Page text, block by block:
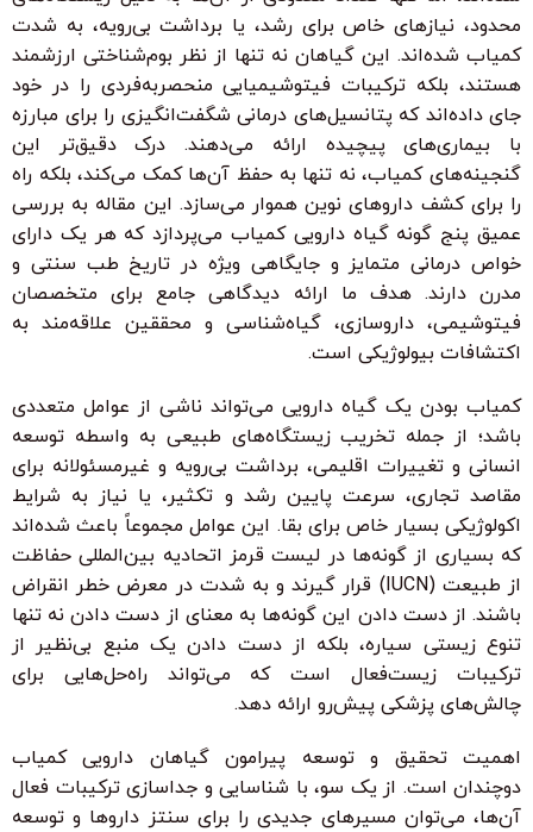
محدود، نیازهای خاص برای رشد، یا برداشت بی‌رویه، به شدت
کمیاب شده‌اند. این گیاهان نه تنها از نظر بوم‌شناختی ارزشمند
هستند، بلکه ترکیبات فیتوشیمیایی منحصربه‌فردی را در خود
جای داده‌اند که پتانسیل‌های درمانی شگفت‌انگیزی را برای مبارزه
با بیماری‌های پیچیده ارائه می‌دهند. درک دقیق‌تر این
گنجینه‌های کمیاب، نه تنها به حفظ آن‌ها کمک می‌کند، بلکه راه
را برای کشف داروهای نوین هموار می‌سازد. این مقاله به بررسی
عمیق پنج گونه گیاه دارویی کمیاب می‌پردازد که هر یک دارای
خواص درمانی متمایز و جایگاهی ویژه در تاریخ طب سنتی و
مدرن دارند. هدف ما ارائه دیدگاهی جامع برای متخصصان
فیتوشیمی، داروسازی، گیاه‌شناسی و محققین علاقه‌مند به
اکتشافات بیولوژیکی است.
کمیاب بودن یک گیاه دارویی می‌تواند ناشی از عوامل متعددی
باشد؛ از جمله تخریب زیستگاه‌های طبیعی به واسطه توسعه
انسانی و تغییرات اقلیمی، برداشت بی‌رویه و غیرمسئولانه برای
مقاصد تجاری، سرعت پایین رشد و تکثیر، یا نیاز به شرایط
اکولوژیکی بسیار خاص برای بقا. این عوامل مجموعاً باعث شده‌اند
که بسیاری از گونه‌ها در لیست قرمز اتحادیه بین‌المللی حفاظت
از طبیعت (IUCN) قرار گیرند و به شدت در معرض خطر انقراض
باشند. از دست دادن این گونه‌ها به معنای از دست دادن نه تنها
تنوع زیستی سیاره، بلکه از دست دادن یک منبع بی‌نظیر از
ترکیبات زیست‌فعال است که می‌تواند راه‌حل‌هایی برای
چالش‌های پزشکی پیش‌رو ارائه دهد.
اهمیت تحقیق و توسعه پیرامون گیاهان دارویی کمیاب
دوچندان است. از یک سو، با شناسایی و جداسازی ترکیبات فعال
آن‌ها، می‌توان مسیرهای جدیدی را برای سنتز داروها و توسعه